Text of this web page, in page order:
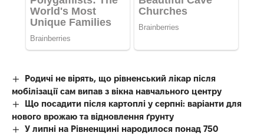
Родичі не вірять, що рівненський лікар після
мобілізації сам випав з вікна навчального центру
Що посадити після картоплі у серпні: варіанти для
нового врожаю та відновлення ґрунту
У липні на Рівненщині народилося понад 750